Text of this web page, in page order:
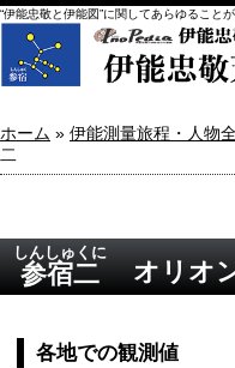
“伊能忠敬と伊能図”に関してあらゆること
ホーム » 伊能測量旅程・人物
二
参宿二
しんしゅくに
オリオン
各地での観測値